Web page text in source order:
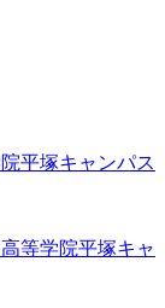
平塚キャンパス
等学院平塚キャ